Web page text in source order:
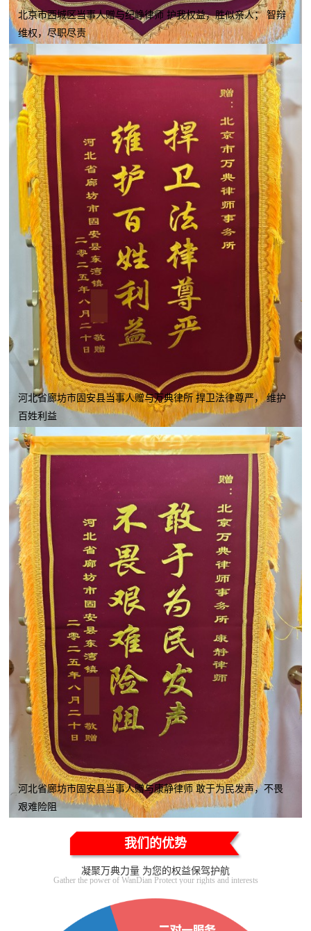
北京市西城区当事人赠与纪峥律师 护我权益，胜似亲人； 智辩
维权，尽职尽责
河北省廊坊市固安县当事人赠与万典律所 捍卫法律尊严， 维护
百姓利益
河北省廊坊市固安县当事人赠与康静律师 敢于为民发声，不畏
艰难险阻
我们的优势
凝聚万典力量 为您的权益保驾护航
Gather the power of WanDian Protect your rights and interests